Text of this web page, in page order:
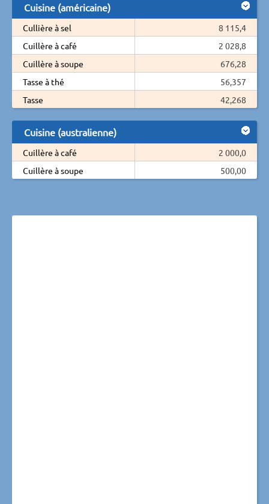
Cuisine (américaine)
Cullière à sel
8 115,4
Cuillère à café
2 028,8
Cuillère à soupe
676,28
Tasse à thé
56,357
Tasse
42,268
Cuisine (australienne)
Cuillère à café
2 000,0
Cuillère à soupe
500,00